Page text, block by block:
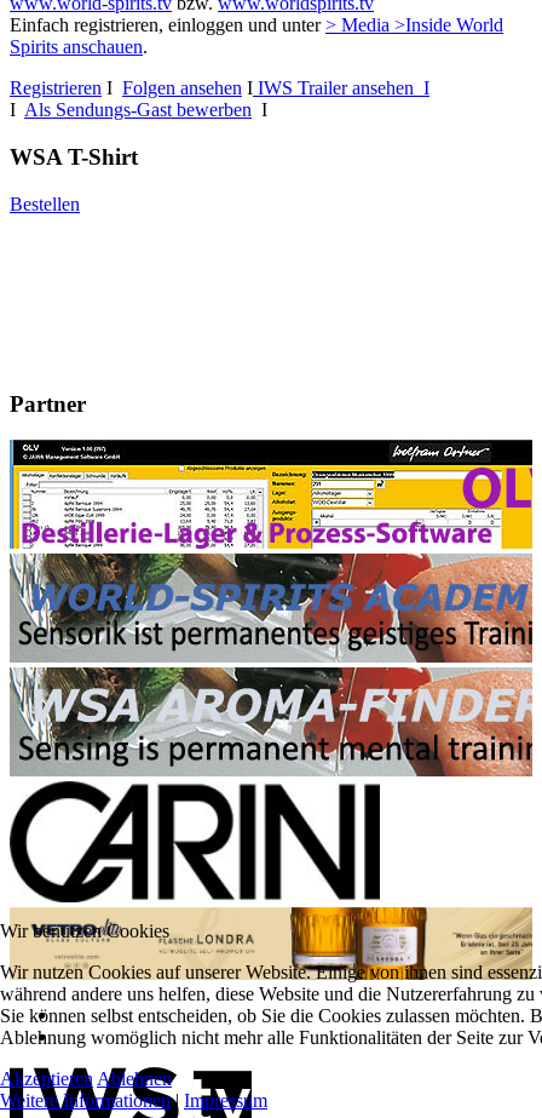
Einfach registrieren, einloggen und unter> Media >Inside World
Spirits anschauen.
Registrieren I Folgen ansehen I IWS Trailer ansehen I
I Als Sendungs-Gast bewerben I
WSA T-Shirt
Bestellen
Partner
Wir benutzen Cookies
Wir nutzen Cookies auf unserer Website. Einige von ihnen sind
während andere uns helfen, diese Website und die Nutzererfahrung
Sie können selbst entscheiden, ob Sie die Cookies zulassen möchten.
Ablehnung womöglich nicht mehr alle Funktionalitäten der Seite zur
Akzeptieren Ablehnen
Weitere Informationen| Impressum